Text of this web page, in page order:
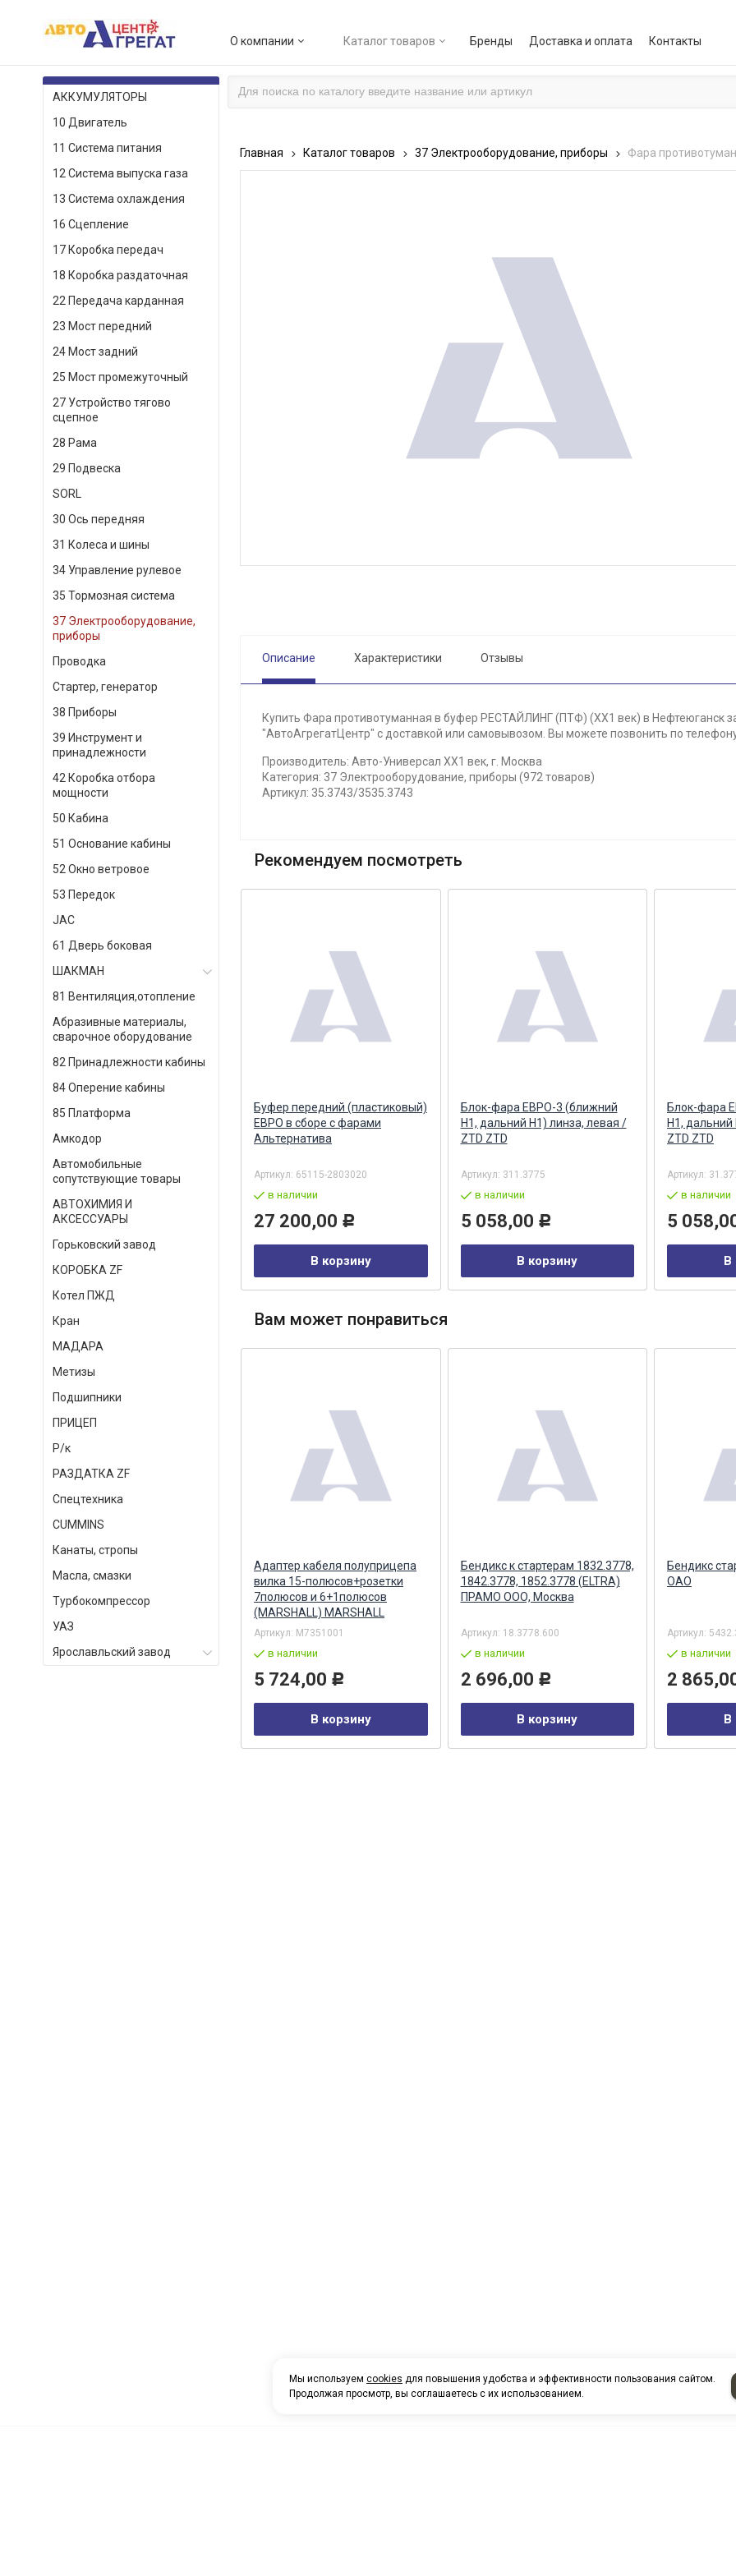
О компании Каталог товаров Бренды Доставка и оплата Контакты
КАТАЛОГ ТОВАРОВ
АККУМУЛЯТОРЫ
10 Двигатель
11 Система питания
12 Система выпуска газа
13 Система охлаждения
16 Сцепление
17 Коробка передач
18 Коробка раздаточная
22 Передача карданная
23 Мост передний
24 Мост задний
25 Мост промежуточный
27 Устройство тягово
сцепное
28 Рама
29 Подвеска
SORL
30 Ось передняя
31 Колеса и шины
34 Управление рулевое
35 Тормозная система
37 Электрооборудование,
приборы
Проводка
Стартер, генератор
38 Приборы
39 Инструмент и
принадлежности
42 Коробка отбора
мощности
50 Кабина
51 Основание кабины
52 Окно ветровое
53 Передок
JAC
61 Дверь боковая
ШАКМАН
81 Вентиляция,отопление
Абразивные материалы,
сварочное оборудование
82 Принадлежности кабины
84 Оперение кабины
85 Платформа
Амкодор
Автомобильные
сопутствующие товары
АВТОХИМИЯ И
АКСЕССУАРЫ
Горьковский завод
КОРОБКА ZF
Котел ПЖД
Кран
МАДАРА
Метизы
Подшипники
ПРИЦЕП
Р/к
РАЗДАТКА ZF
Спецтехника
СUMMINS
Канаты, стропы
Масла, смазки
Турбокомпрессор
УАЗ
Ярославльский завод
Главная Каталог товаров 37 Электрооборудование, приборы Фара
Описание Характеристики Отзывы
Купить Фара противотуманная в буфер РЕСТАЙЛИНГ (ПТФ) (ХХ1 век) в Нефтеюганск
"АвтоАгрегатЦентр" с доставкой или самовывозом. Вы можете позвонить по
Производитель: Авто-Универсал ХХ1 век, г. Москва
Категория: 37 Электрооборудование, приборы (972 товаров)
Артикул: 35.3743/3535.3743
Рекомендуем посмотреть
Блок-фара ЕВРО (ближний H7,
дальний H1) левая / ZTD ZTD
Артикул:441.3775
7 086,00 Р
Буфер передний (пластиковый)
ЕВРО в сборе с фарами
Альтернатива
Артикул: 65115-2803020
в наличии
27 200,00 Р
В корзину
Блок-фара ЕВРО-3 (ближний
Н1, дальний H1) линза, левая /
ZTD ZTD
Артикул: 311.3775
в наличии
5 058,00 Р
В корзину
Блок-фара
Н1, дальний
ZTD ZTD
Артикул:
в наличии
5
В
Вам может понравиться
(16.904.237) (MSX 1259) MAHLE
Артикул:
в наличии
Адаптер кабеля полуприцепа
вилка 15-полюсов+розетки
7полюсов и 6+1полюсов
(MARSHALL) MARSHALL
Артикул: M7351001
в наличии
5 724,00 Р
В корзину
Бендикс к стартерам 1832.3778,
1842.3778, 1852.3778 (ELTRA)
ПРАМО ООО, Москва
Артикул: 18.3778.600
в наличии
2 696,00 Р
В корзину
Бендикс
ОАО
Артикул:
в наличии
2
В
Мы используем cookies для повышения удобства и эффективности пользования сайтом.
Продолжая просмотр, вы соглашаетесь с их использованием.